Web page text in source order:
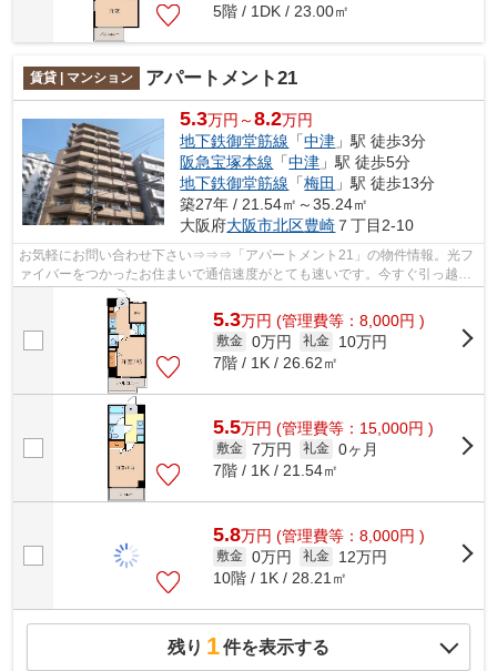
5階 / 1DK / 23.00㎡
賃貸 | マンション アパートメント21
5.3万円～8.2万円
地下鉄御堂筋線 「中津 」駅 徒歩3分
阪急宝塚本線 「中津 」駅 徒歩5分
地下鉄御堂筋線 「梅田 」駅 徒歩13分
築27年 / 21.54㎡～35.24㎡
大阪府大阪市北区豊崎 ７丁目2-10
お気軽にお問い合わせ下さい⇒⇒⇒「アパートメント21」の物件情報。光フ
ァイバーをつかったお住まいで通信速度がとても速いです。今すぐ引っ越し
のしたい方はご相談お待ちしております。...
5.3万円 (管理費等：8,000円 )
敷金 0万円 礼金
10万円
7階 / 1K / 26.62㎡
5.5万円 (管理費等：15,000円 )
敷金 7万円 礼金 0ヶ月
7階 / 1K / 21.54㎡
5.8万円 (管理費等：8,000円 )
敷金 0万円 礼金
12万円
10階 / 1K / 28.21㎡
残り 1件を表示する